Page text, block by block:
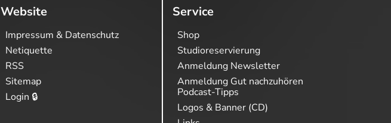
Website
Impressum & Datenschutz
Netiquette
RSS
Sitemap
Login 🔒
Service
Shop
Studioreservierung
Anmeldung Newsletter
Anmeldung Gut nachzuhören
Podcast-Tipps
Logos & Banner (CD)